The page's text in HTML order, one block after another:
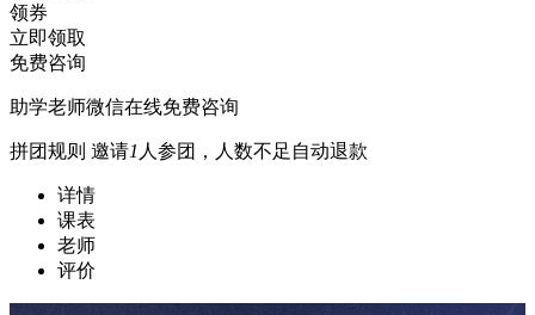
领券
立即领取
免费咨询
助学老师微信在线免费咨询
拼团规则 邀请1 人参团，人数不足自动退款
详情
课表
老师
评价